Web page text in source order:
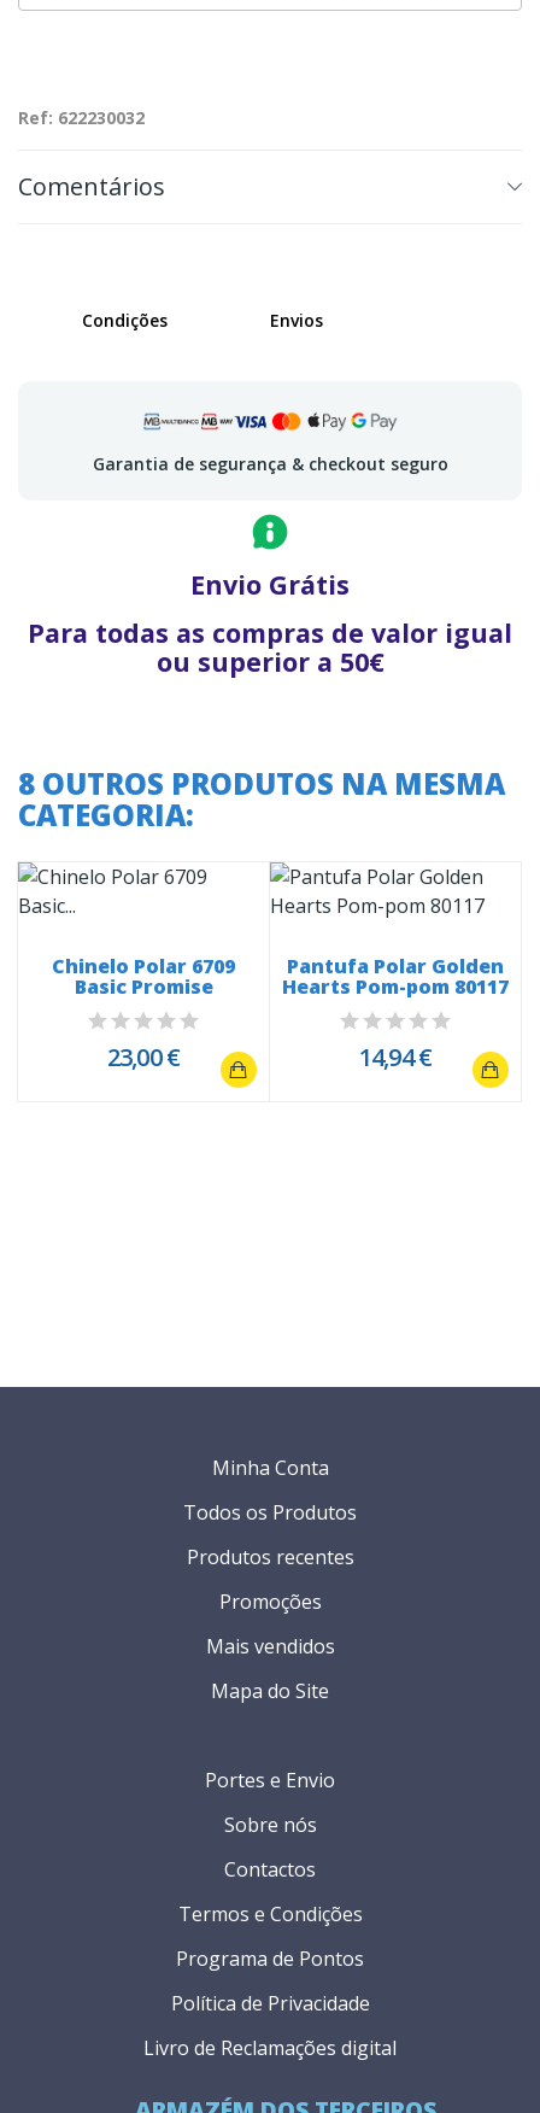
Ref: 622230032
Comentários
Condições Envios
Garantia de segurança & checkout seguro
Envio Grátis
Para todas as compras de valor igual
ou superior a 50€
8 OUTROS PRODUTOS NA MESMA
CATEGORIA:
Chinelo Polar 6709
Basic Promise
23,00 €
Pantufa Polar Golden
Hearts Pom-pom 80117
14,94 €
Portes e Envio
Sobre nós
Contactos
Termos e Condições
Programa de Pontos
Política de Privacidade
Livro de Reclamações digital
Minha Conta
Todos os Produtos
Produtos recentes
Promoções
Mais vendidos
Mapa do Site